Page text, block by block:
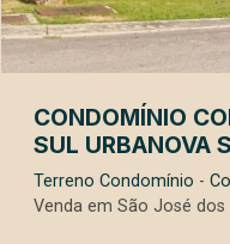
CONDOMÍNIO
SUL URBANOVA
Terreno Condomínio -
Venda em São José dos